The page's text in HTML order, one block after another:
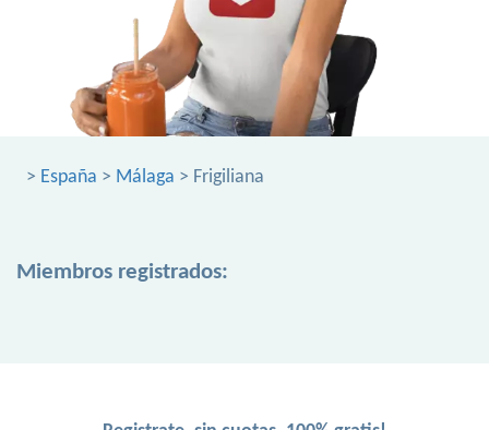
> España > Málaga > Frigiliana
Miembros registrados: